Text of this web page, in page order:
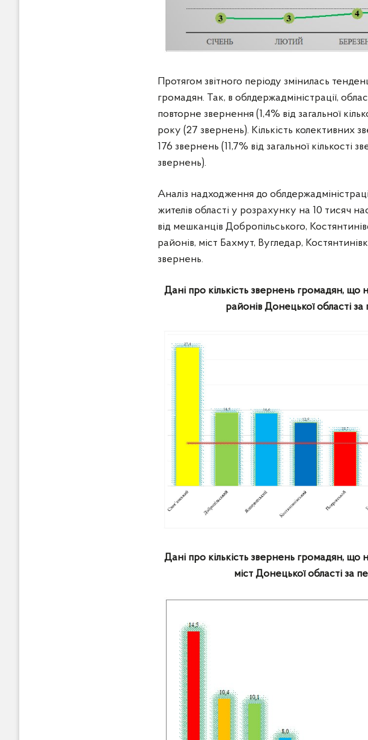
Протягом звітного періоду змінилась
громадян. Так, в облдержадміністрації,
повторне звернення (1,4% від загальної
року (27 звернень). Кількість колективних
176 звернень (11,7% від загальної
звернень).
Аналіз надходження до
жителів області у розрахунку на 10 тисяч
від мешканців Добропільського,
районів, міст Бахмут, Вугледар,
звернень.
Дані про кількість звернень громадян, що
районів Донецької області
Дані про кількість звернень громадян, що
міст Донецької області за